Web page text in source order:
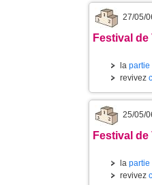
27/05/
Festival
la partie
revivez
25/05/
Festival
la partie
revivez